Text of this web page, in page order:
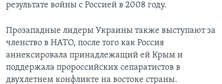
результате войны с Россией в 2008 году.
Прозападные лидеры Украины также выступают за
членство в НАТО, после того как Россия
аннексировала принадлежащий ей Крым и
поддержала пророссийских сепаратистов в
двухлетнем конфликте на востоке страны.